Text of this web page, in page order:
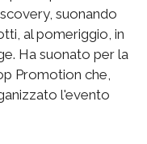
suonando
al pomeriggio, in
Ha suonato per la
Promotion che,
l'evento